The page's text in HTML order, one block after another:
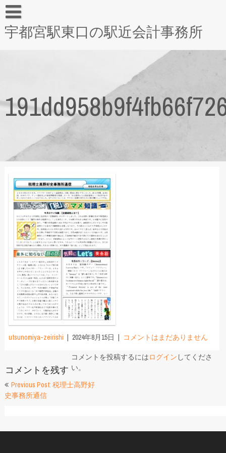
宇都宮駅東口の駅近会計事務所
utsunomiya-zeirishi 2024年8月15日 コメントはまだありません
コメントを残す
コメントを投稿するにはログイン してくださ
い。
投
稿
ビ
Previous Post: 税理士高野好
史事務所通信